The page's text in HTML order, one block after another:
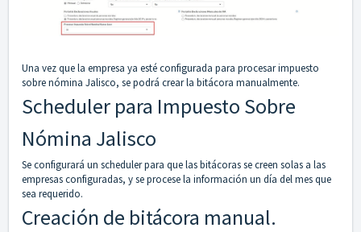
Una vez que la empresa ya esté configurada para procesar impuesto
sobre nómina Jalisco, se podrá crear la bitácora manualmente.
Scheduler para Impuesto Sobre
Nómina Jalisco
Se configurará un scheduler para que las bitácoras se creen solas a las
empresas configuradas, y se procese la información un día del mes que
sea requerido.
Creación de bitácora manual.